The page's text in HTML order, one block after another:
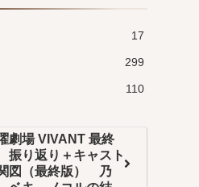
17
299
110
劇場 VIVANT 最終
振り返り＋キャスト
図（最終版） 乃